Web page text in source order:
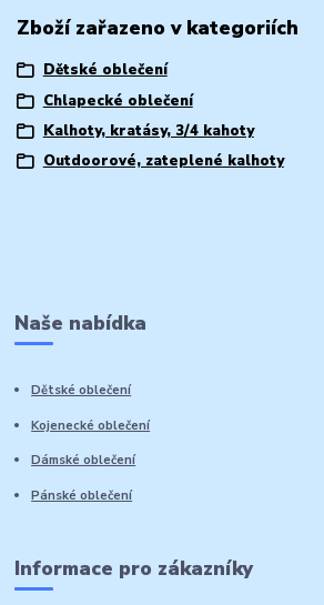
Zboží zařazeno v kategoriích
Dětské oblečení
Chlapecké oblečení
Kalhoty, kratásy, 3/4 kahoty
Outdoorové, zateplené kalhoty
Naše nabídka
Dětské oblečení
Kojenecké oblečení
Dámské oblečení
Pánské oblečení
Informace pro zákazníky